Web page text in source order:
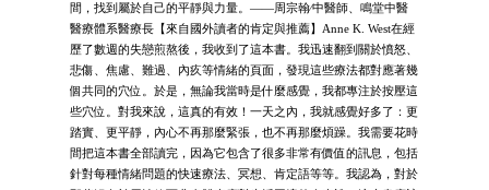
間，找到屬於自己的平靜與力量。——周宗翰∕中醫師、鳴堂中醫
醫療體系醫療長【來自國外讀者的肯定與推薦】Anne K. West在經
歷了數週的失戀煎熬後，我收到了這本書。我迅速翻到關於憤怒、
悲傷、焦慮、難過、內疚等情緒的頁面，發現這些療法都對應著幾
個共同的穴位。於是，無論我當時是什麼感覺，我都專注於按壓這
些穴位。對我來說，這真的有效！一天之內，我就感覺好多了：更
踏實、更平靜，內心不再那麼緊張，也不再那麼煩躁。我需要花時
間把這本書全部讀完，因為它包含了很多非常有價值的訊息，包括
針對每種情緒問題的快速療法、冥想、肯定語等等。我認為，對於